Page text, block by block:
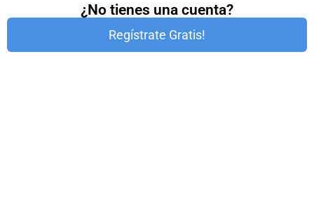
¿No tienes una cuenta?
Regístrate Gratis!